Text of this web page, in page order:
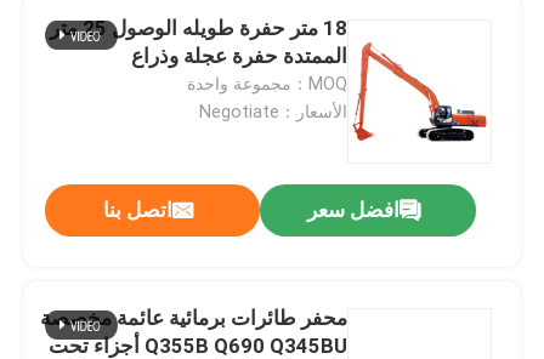
18 متر حفرة طويله الوصول 25 متر
الممتدة حفرة عجلة وذراع
MOQ：مجموعة واحدة
الأسعار：Negotiate
افضل سعر اتصل بنا
محفر طائرات برمائية عائمة مخصصة
Q355B Q690 Q345BU أجزاء تحت